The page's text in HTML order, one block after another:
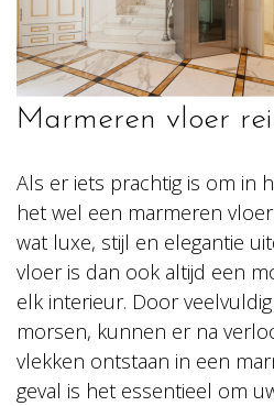
Marmeren vloer
Als er iets prachtig is om in
het wel een marmeren
wat luxe, stijl en elegantie
vloer is dan ook altijd een
elk interieur. Door
morsen, kunnen er na
vlekken ontstaan in een
geval is het essentieel om